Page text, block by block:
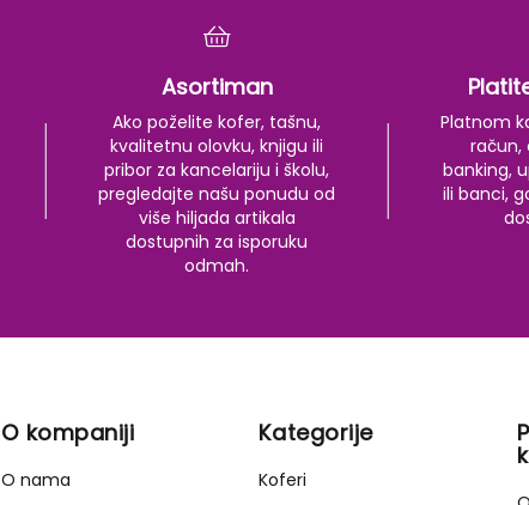
Asortiman
Ako poželite kofer, tašnu,
kvalitetnu olovku, knjigu ili
pribor za kancelariju i školu,
pregledajte našu ponudu od
više hiljada artikala
dostupnih za isporuku
odmah.
Platnom
račun,
banking,
ili banci,
O kompaniji
O nama
Kategorije
Koferi